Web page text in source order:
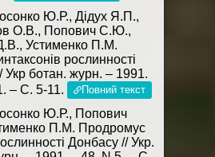
Ю.Р., Дідух Я.П.,
О.В., Попович С.Ю.,
Устименко П.М.
рослинності
Укр ботан. журн. – 1991.
– С. 5-11.
Повний текст
Ю.Р., Попович
П.М. Продромус
Донбасу // Укр.